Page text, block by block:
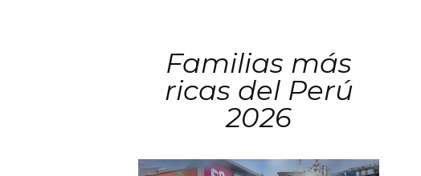
Familias más
ricas del Perú
2026